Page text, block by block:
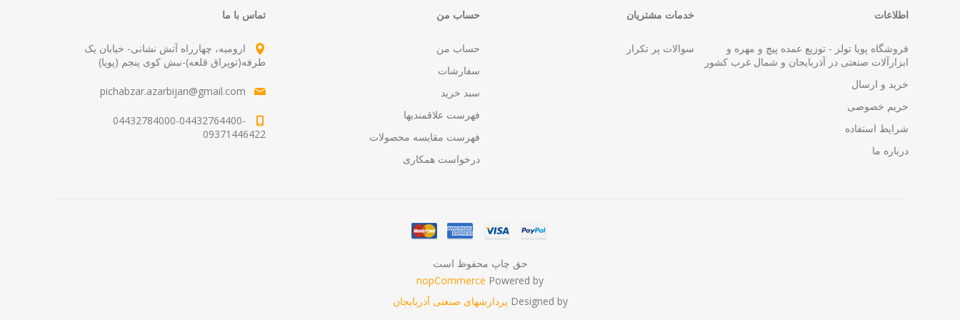
اطلاعات
فروشگاه پویا تولز - توزیع عمده پیچ و مهره و
ابزارآلات صنعتی در آذربایجان و شمال غرب کشور
خرید و ارسال
حریم خصوصی
شرایط استفاده
درباره ما
خدمات مشتریان
سوالات پر تکرار
حساب من
حساب من
سفارشات
سبد خرید
فهرست علاقمندیها
فهرست مقایسه محصولات
درخواست همکاری
تماس با ما
ارومیه، چهارراه آتش نشانی- خیابان یک
طرفه(توپراق قلعه)-نبش کوی پنجم (پویا)
pichabzar.azarbijan@gmail.com
04432784000-04432764400-
09371446422
حق چاپ محفوظ است
Powered by
nopCommerce
Designed by پردازشهای صنعتی آذربایجان